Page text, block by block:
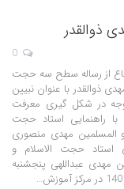
ذوالقدر
از رساله سطح سه حجت
ذوالقدر با عنوان نبیین
در شکل گیری معرفت
راهنمایی استاد حجت
و المسلمین مهدی منصوری
استاد حجت الاسلام و
مهدی عبداللهی پنجشنبه